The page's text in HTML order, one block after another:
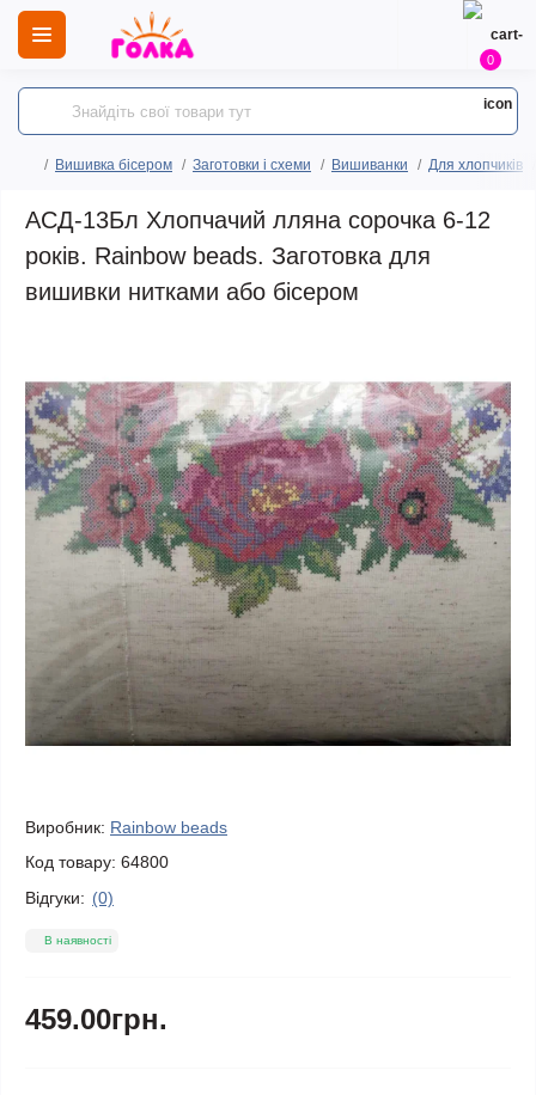
0
Вишивка бісером Заготовки і схеми Вишиванки Для хлопчиків
АСД-13Бл Хлопчачий лляна сорочка 6-12
років. Rainbow beads. Заготовка для
вишивки нитками або бісером
Виробник: Rainbow beads
Код товару: 64800
Відгуки: (0)
В наявності
459.00грн.